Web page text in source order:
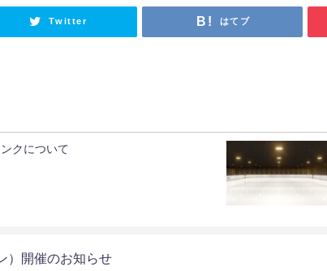
Twitter はてブ
クについて
）開催のお知らせ